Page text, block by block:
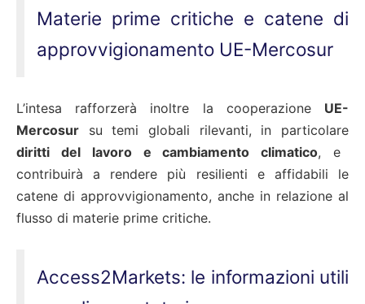
Materie prime critiche e catene di
approvvigionamento UE-Mercosur
L’intesa rafforzerà inoltre la cooperazione UE-
Mercosur su temi globali rilevanti, in particolare
diritti del lavoro e cambiamento climatico, e
contribuirà a rendere più resilienti e affidabili le
catene di approvvigionamento, anche in relazione al
flusso di materie prime critiche.
Access2Markets: le informazioni utili